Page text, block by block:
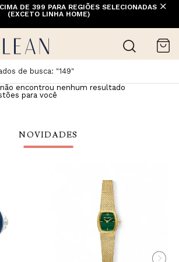
DE 399 PARA REGIÕES SELECIONADAS
(EXCETO LINHA HOME)
de busca: "149"
encontrou nenhum resultado
para você
NOVIDADES